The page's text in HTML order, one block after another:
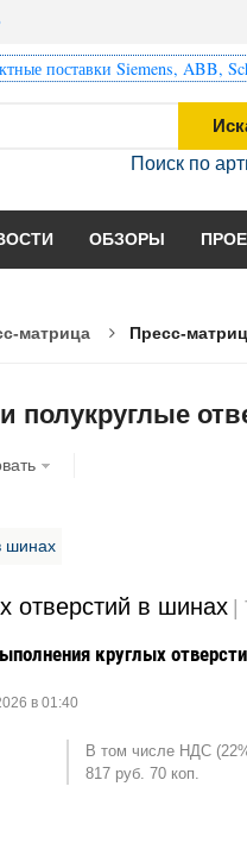
поставки Siemens, ABB,
Поиск по
ОБЗОРЫ
матрица Пресс-
полукруглые
шинах
отверстий в шинах |
круглых
в 01:40
В том числе НДС
817 руб. 70 коп.